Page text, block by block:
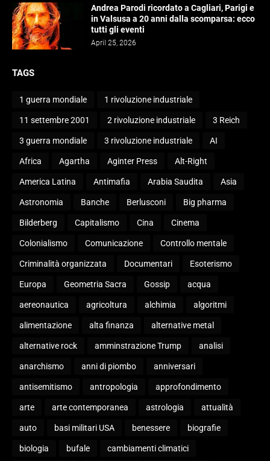
Andrea Parodi ricordato a Cagliari, Parigi e
in Valsusa a 20 anni dalla scomparsa: ecco
tutti gli eventi
April 25, 2026
TAGS
1 guerra mondiale 1 rivoluzione industriale
11 settembre 2001 2 rivoluzione industriale 3 Reich
3 guerra mondiale 3 rivoluzione industriale AI
Africa Agartha Aginter Press Alt-Right
America Latina Antimafia Arabia Saudita Asia
Astronomia Banche Berlusconi Big pharma
Bilderberg Capitalismo Cina Cinema
Colonialismo Comunicazione Controllo mentale
Criminalità organizzata Documentari Esoterismo
Europa Geometria Sacra Gossip acqua
aereonautica agricoltura alchimia algoritmi
alimentazione alta finanza alternative metal
alternative rock amminstrazione Trump analisi
anarchismo anni di piombo anniversari
antisemitismo antropologia approfondimento
arte arte contemporanea astrologia attualità
auto basi militari USA benessere biografie
biologia bufale cambiamenti climatici